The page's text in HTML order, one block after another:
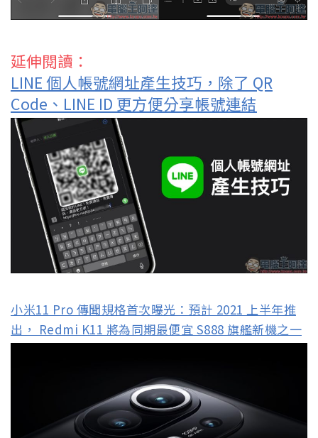
延伸閱讀：
LINE 個人帳號網址產生技巧，除了 QR
Code、LINE ID 更方便分享帳號連結
小米11 Pro 傳聞規格首次曝光：預計 2021 上半年推
出， Redmi K11 將為同期最便宜 S888 旗艦新機之一